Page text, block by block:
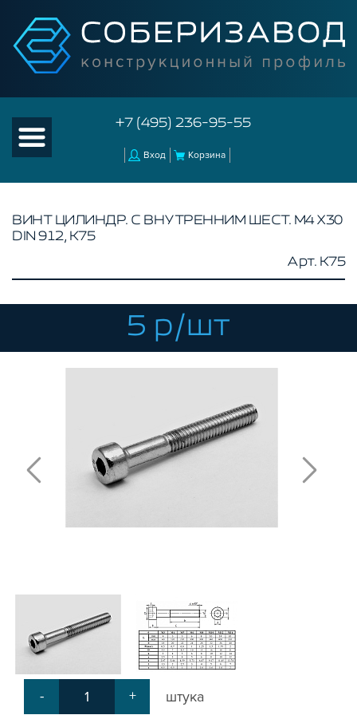
+7 (495) 236-95-55
Вход Корзина
КАТАЛОГ ТОВАРОВ
КОНСТРУКЦИОННЫЙ ПРОФИЛЬ
КОМПЛЕКТУЮЩИЕ К ЧПУ
АКСЕССУАРЫ ДЛЯ V-ПАЗА
Т-БОЛТЫ И Т-ГАЙКИ
СИСТЕМА ТРУБНАЯ МОДУЛЬНАЯ
СИСТЕМА ТРУБНАЯ КОНСТРУКЦИОННАЯ
ВНУТРЕННИЕ УГЛОВЫЕ СОЕДИНИТЕЛИ
АДДИТИВНЫЕ ТОВАРЫ
ОБЩЕСТРОИТЕЛЬНЫЙ ПРОФИЛЬ
ПОДШИПНИКИ
ЛИНЕЙНЫЕ СОЕДИНИТЕЛИ
ДОПОЛНИТЕЛЬНАЯ ОБРАБОТКА
ПАРАЛЛЕЛЬНЫЕ СОЕДИНИТЕЛИ
ПРОМЫШЛЕННАЯ МЕБЕЛЬ
ВИНТ ЦИЛИНДР. С ВНУТРЕННИМ ШЕСТ. М4 Х30
DIN 912, K75
Арт. K75
5 р/шт
- + штука